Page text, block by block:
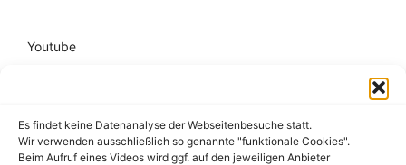
Es findet keine Datenanalyse der Webseitenbesuche statt.
Wir verwenden ausschließlich so genannte "funktionale Cookies".
Beim Aufruf eines Videos wird ggf. auf den jeweiligen Anbieter
Youtube
Impressum